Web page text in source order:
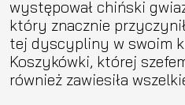
występował chiński
który znacznie
tej dyscypliny w swoim
Koszykówki, której
również zawiesiła